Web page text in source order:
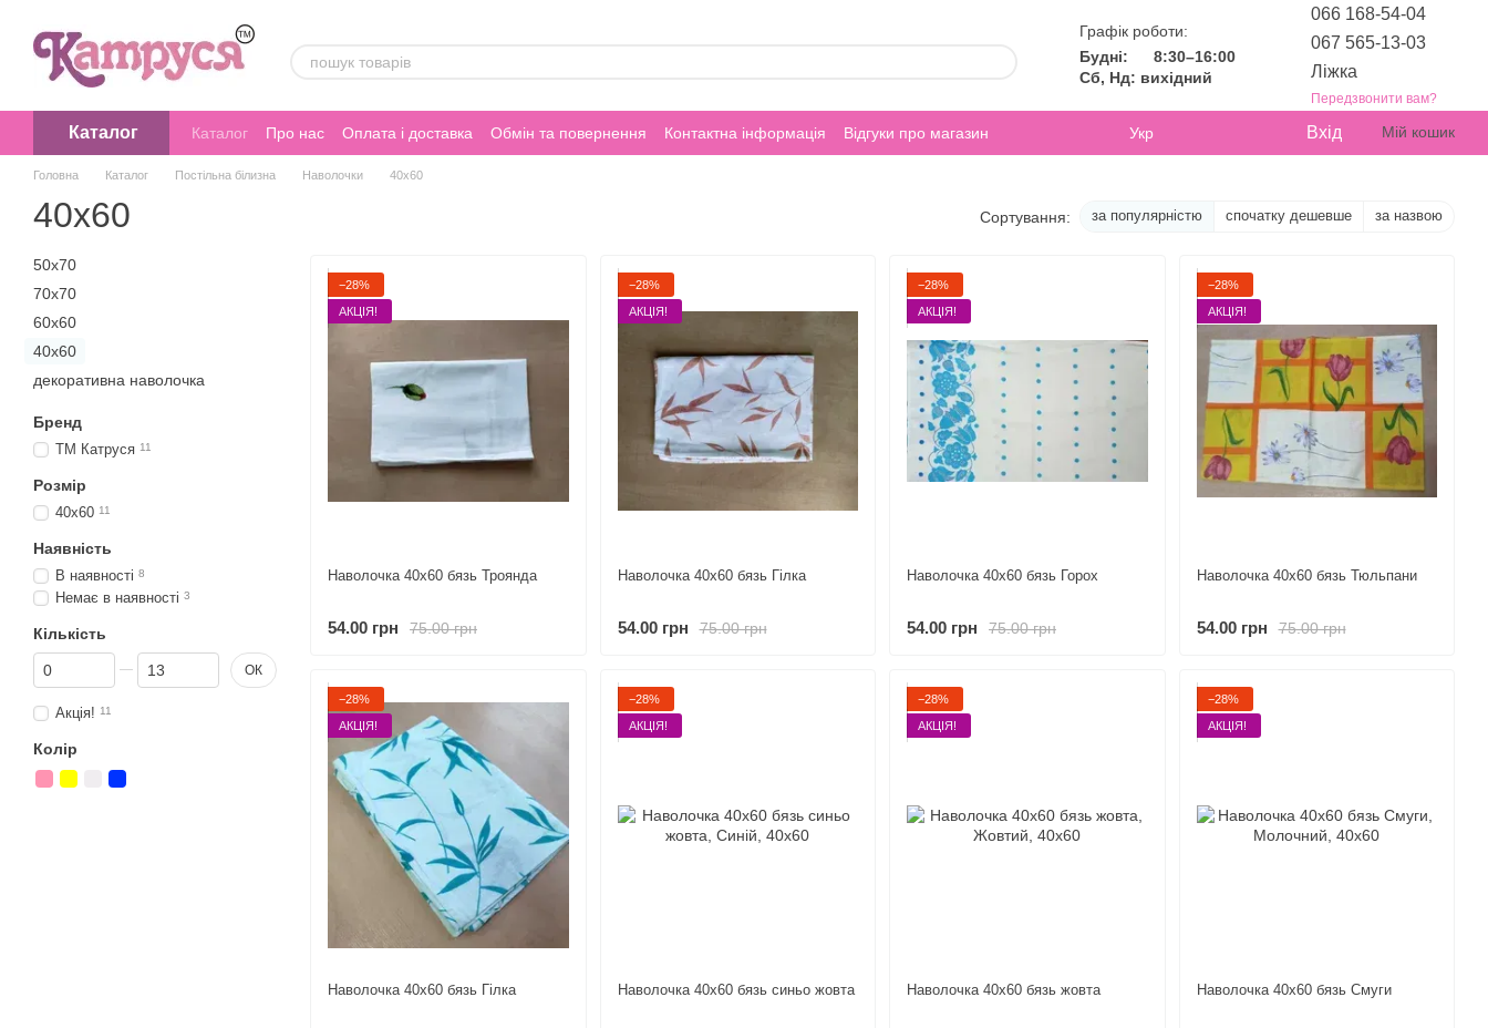
Графік роботи:
Будні:
8:30–16:00
Сб, Нд: вихідний
066 168-54-04
067 565-13-03
Ліжка
Передзвонити вам?
Каталог Каталог Про нас Оплата і доставка Обмін та повернення Контактна інформація Відгуки про магазин Укр Вхід Мій кошик
Головна Каталог Постільна білизна Наволочки 40х60
40х60 Сортування: за популярністю спочатку дешевше за назвою
−28%
АКЦІЯ!
Наволочка 40х60 бязь Троянда
75.00 грн
54.00 грн
−28%
АКЦІЯ!
Наволочка 40х60 бязь Гілка
75.00 грн
54.00 грн
−28%
АКЦІЯ!
Наволочка 40х60 бязь Горох
75.00 грн
54.00 грн
−28%
АКЦІЯ!
Наволочка 40х60 бязь Тюльпани
75.00 грн
54.00 грн
−28%
АКЦІЯ!
Наволочка 40х60 бязь Гілка
−28%
АКЦІЯ!
Наволочка 40х60 бязь синьо жовта
−28%
АКЦІЯ!
Наволочка 40х60 бязь жовта
−28%
АКЦІЯ!
Наволочка 40х60 бязь Смуги
50х70
70х70
60х60
40х60
декоративна наволочка
Бренд
ТМ Катруся 11
Розмір
40х60 11
Наявність
В наявності 8
Немає в наявності 3
Кількість
Від Кількість
До Кількість ОК
Акція! 11
Колір